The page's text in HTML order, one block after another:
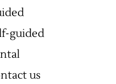
guided
us